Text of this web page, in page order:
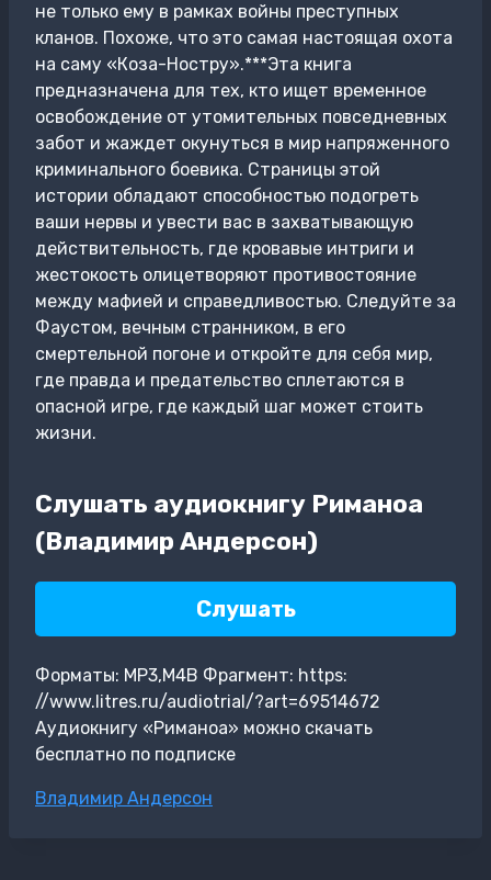
не только ему в рамках войны преступных
кланов. Похоже, что это самая настоящая охота
на саму «Коза-Ностру».***Эта книга
предназначена для тех, кто ищет временное
освобождение от утомительных повседневных
забот и жаждет окунуться в мир напряженного
криминального боевика. Страницы этой
истории обладают способностью подогреть
ваши нервы и увести вас в захватывающую
действительность, где кровавые интриги и
жестокость олицетворяют противостояние
между мафией и справедливостью. Следуйте за
Фаустом, вечным странником, в его
смертельной погоне и откройте для себя мир,
где правда и предательство сплетаются в
опасной игре, где каждый шаг может стоить
жизни.
Слушать аудиокнигу Риманоа
(Владимир Андерсон)
Слушать
Форматы: MP3,M4B Фрагмент: https:
//www.litres.ru/audiotrial/?art=69514672
Аудиокнигу «Риманоа» можно скачать
бесплатно по подписке
Метки
Владимир Андерсон